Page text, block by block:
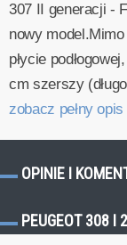
307 II generacji -
nowy
płycie
cm szerszy
zobacz pełny
OPINIE I
PEUGEOT 308 I